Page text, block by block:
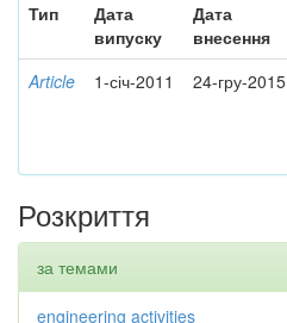
Тип
Дата
випуску
Дата
внесення
Article 1-січ-2011 24-гру-2015
Розкриття
за темами
engineering activities